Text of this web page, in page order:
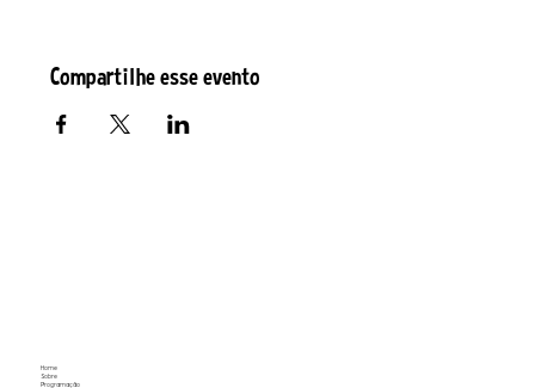
Compartilhe esse evento
Home
Sobre
Programação